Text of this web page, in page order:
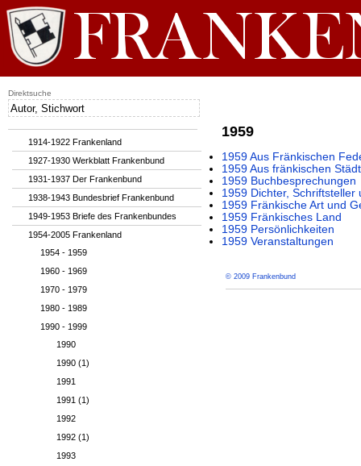
1959
1959 Aus Fränkischen
1959 Aus fränkischen
1959 Buchbesprechungen
1959 Dichter, Schriftsteller
1959 Fränkische Art und
1959 Fränkisches Land
1959 Persönlichkeiten
1959 Veranstaltungen
© 2009 Frankenbund
1914-1922 Frankenland
1927-1930 Werkblatt Frankenbund
1931-1937 Der Frankenbund
1938-1943 Bundesbrief Frankenbund
1949-1953 Briefe des Frankenbundes
1954-2005 Frankenland
1954 - 1959
1960 - 1969
1970 - 1979
1980 - 1989
1990 - 1999
1990
1990 (1)
1991
1991 (1)
1992
1992 (1)
1993
Direktsuche